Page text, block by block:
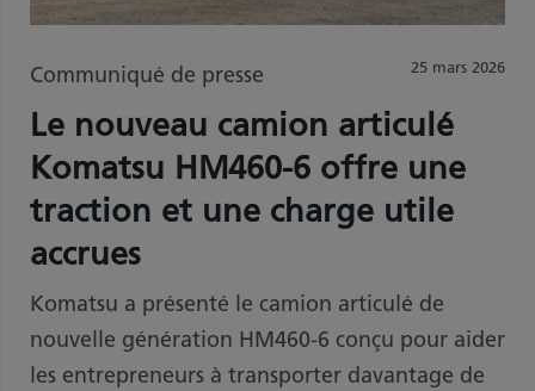
25 mars 2026
Communiqué de presse
Le nouveau camion articulé
Komatsu HM460-6 offre une
traction et une charge utile
accrues
Komatsu a présenté le camion articulé de
nouvelle génération HM460-6 conçu pour aider
les entrepreneurs à transporter davantage de